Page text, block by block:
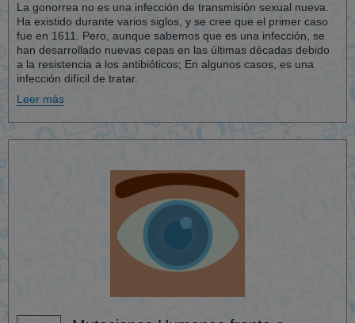
La gonorrea no es una infección de transmisión sexual nueva.
Ha existido durante varios siglos, y se cree que el primer caso
fue en 1611. Pero, aunque sabemos que es una infección, se
han desarrollado nuevas cepas en las últimas décadas debido
a la resistencia a los antibióticos; En algunos casos, es una
infección difícil de tratar.
Leer más